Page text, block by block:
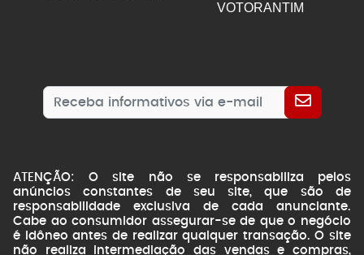
VOTORANTIM
ATENÇÃO: O site não se responsabiliza pelos
anúncios constantes de seu site, que são de
responsabilidade exclusiva de cada anunciante.
Cabe ao consumidor assegurar-se de que o negócio
é idôneo antes de realizar qualquer transação. O site
não realiza intermediação das vendas e compras,